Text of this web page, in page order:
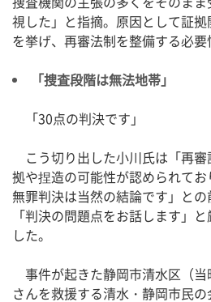
視した」と指摘。原因として証
を挙げ、再審法制を整備する必要
「捜査段階は無法地帯」
「30点の判決です」
こう切り出した小川氏は「再
拠や捏造の可能性が認められてお
無罪判決は当然の結論です」との
「判決の問題点をお話します」
した。
事件が起きた静岡市清水区（
さんを救援する清水・静岡市民